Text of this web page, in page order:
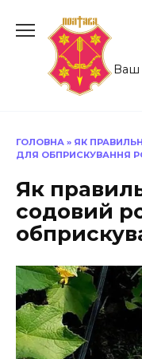
до
Ваш
ГОЛОВНА » ЯК
ДЛЯ ОБПРИСКУВАННЯ
Як
содовий